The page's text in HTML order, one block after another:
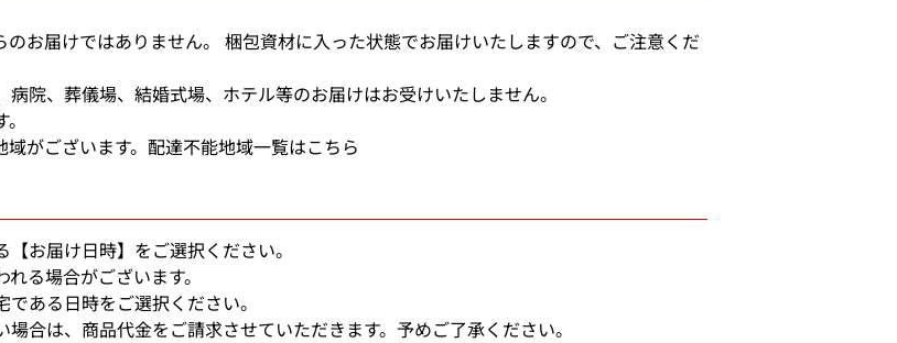
お届けではありません。 梱包資材に入った状態でお届けいたしますので、ご注意くだ
院、葬儀場、結婚式場、ホテル等のお届けはお受けいたしません。
がございます。 配達不能地域一覧はこちら
お届け日時】をご選択ください。
る場合がございます。
ある日時をご選択ください。
合は、商品代金をご請求させていただきます。予めご了承ください。